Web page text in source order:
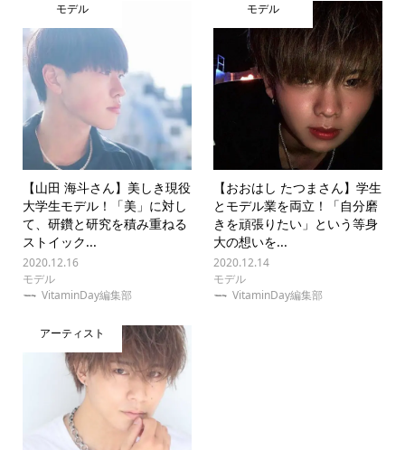
モデル
【山田 海斗さん】美しき現役
大学生モデル！「美」に対し
て、研鑽と研究を積み重ねる
ストイック...
2020.12.16
モデル
VitaminDay編集部
モデル
【おおはし たつまさん】学生
とモデル業を両立！「自分磨
きを頑張りたい」という等身
大の想いを...
2020.12.14
モデル
VitaminDay編集部
アーティスト